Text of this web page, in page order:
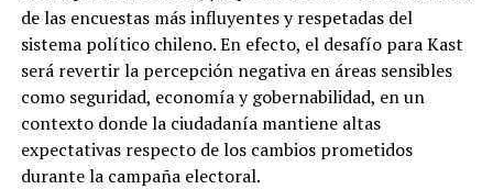
de las encuestas más influyentes y respetadas del
sistema político chileno. En efecto, el desafío para Kast
será revertir la percepción negativa en áreas sensibles
como seguridad, economía y gobernabilidad, en un
contexto donde la ciudadanía mantiene altas
expectativas respecto de los cambios prometidos
durante la campaña electoral.